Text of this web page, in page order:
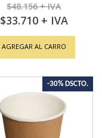
$48.156
Special
Price
$33.710
AGREGAR AL CARRO
-30% DSCTO.